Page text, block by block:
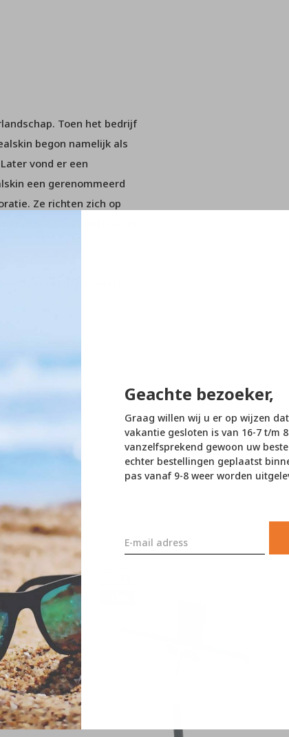
Geachte bezoeker,
Graag willen wij u er op wijzen
vakantie gesloten is van 16-7 t/m
vanzelfsprekend gewoon uw
echter bestellingen geplaatst
pas vanaf 9-8 weer worden
Toen het bedrijf
begon namelijk als
vond er een
een gerenommeerd
Ze richten zich op
worden nauwlettend in
neem dan contact op